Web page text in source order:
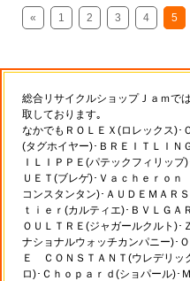
« 1 2 3 4 5
総合リサイクルショップＪａｍで
取しております｡
なかでもＲＯＬＥＸ(ロレックス)･
(タグホイヤー)･ＢＲＥＩＴＬＩ
ＩＬＩＰＰＥ(パテックフィリッ
ＵＥＴ(ブレゲ)･Ｖａｃｈｅｒｏ
コンスタンタン)･ＡＵＤＥＭＡＲ
ｔｉｅｒ(カルティエ)･ＢＶＬＧＡ
ＯＵＬＴＲＥ(ジャガールクルト)･
ナショナルウォッチカンパニー)･
Ｅ ＣＯＮＳＴＡＮＴ(ウレデリッ
ロ)･Ｃｈｏｐａｒｄ(ショパール)･